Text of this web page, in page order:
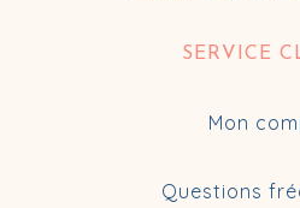
SERVICE
Mon
Questions